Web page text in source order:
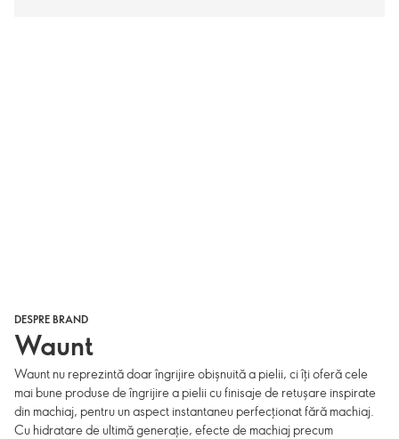
DESPRE BRAND
Waunt
Waunt nu reprezintă doar îngrijire obișnuită a pielii, ci îți oferă cele
mai bune produse de îngrijire a pielii cu finisaje de retușare inspirate
din machiaj, pentru un aspect instantaneu perfecționat fără machiaj.
Cu hidratare de ultimă generație, efecte de machiaj precum